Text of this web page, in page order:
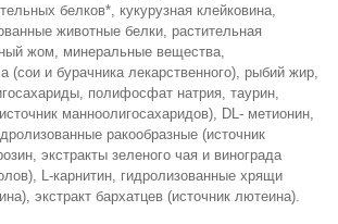
белков*, кукурузная клейковина,
животные белки, растительная
жом, минеральные вещества,
(сои и бурачника лекарственного), рыбий жир,
полифосфат натрия, таурин,
манноолигосахаридов), DL- метионин,
ракообразные (источник
экстракты зеленого чая и винограда
L-карнитин, гидролизованные хрящи
экстракт бархатцев (источник лютеина).